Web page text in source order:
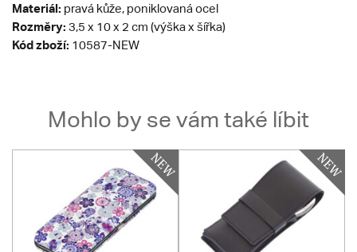
Materiál: pravá kůže, poniklovaná ocel
Rozměry: 3,5 x 10 x 2 cm (výška x šířka)
Kód zboží: 10587-NEW
Mohlo by se vám také líbit